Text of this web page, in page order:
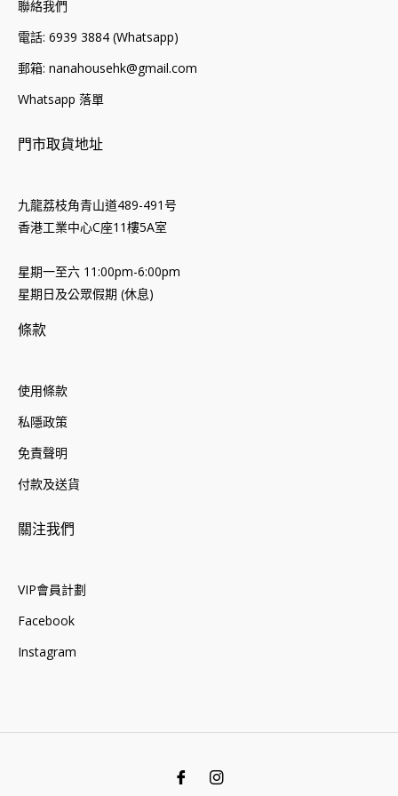
聯絡我們
電話: 6939 3884 (Whatsapp)
郵箱: nanahousehk@gmail.com
Whatsapp 落單
門市取貨地址
九龍荔枝角青山道489-491号
香港工業中心C座11樓5A室
星期一至六 11:00pm-6:00pm
星期日及公眾假期 (休息)
條款
使用條款
私隱政策
免責聲明
付款及送貨
關注我們
VIP會員計劃
Facebook
Instagram
Ins